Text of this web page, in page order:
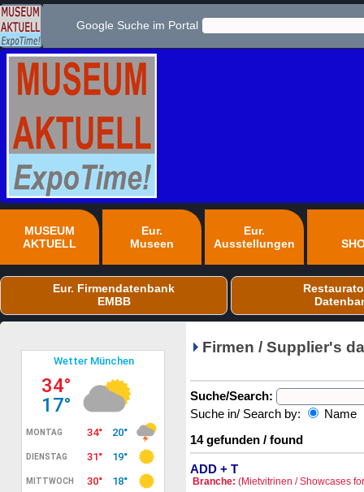
Google Suche im Portal
MUSEUM
AKTUELL
Eur.
Museen
Eur.
Ausstellungen
Eur. Firmendatenbank
EMBB
Firmen / Supplier's
Suche/Search:
Suche in/ Search by:
Name
14 gefunden / found
ADD + T
Branche: (Mietvitrinen / Showcases